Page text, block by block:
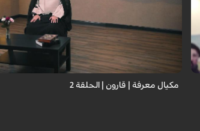
مكيال معرفة | قارون | الحلقة 2